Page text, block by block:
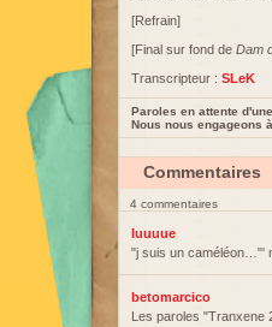
[Refrain]
[Final sur fond de Dam
Transcripteur : SLeK
Paroles en attente
Nous nous engageons
Commentaires
4 commentaires
luuuue
"j suis un caméléon…"'
betomarcico
Les paroles "Tranxene